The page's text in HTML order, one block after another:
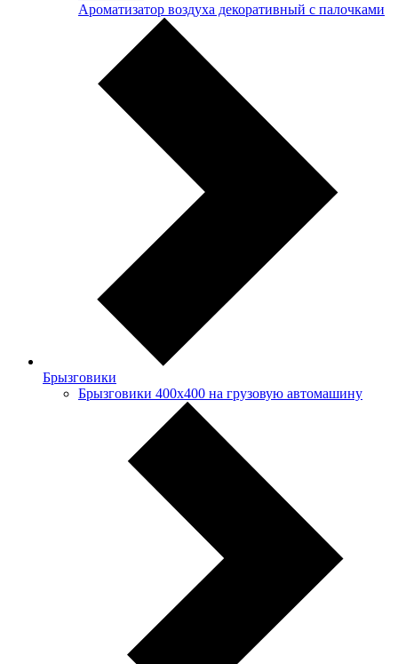
Ароматизатор воздуха декоративный с палочками
Брызговики
Брызговики 400х400 на грузовую автомашину